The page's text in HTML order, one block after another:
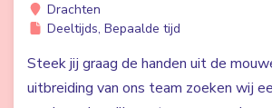
Drachten
Deeltijds, Bepaalde tijd
Steek jij graag de handen uit de
uitbreiding van ons team zoeken wij